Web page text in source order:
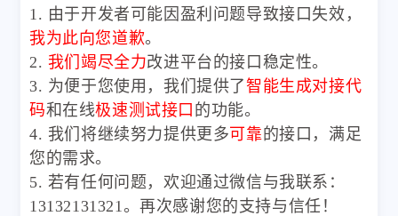
1. 由于开发者可能因盈利问题导致接口失效，
我为此向您道歉。
2. 我们竭尽全力改进平台的接口稳定性。
3. 为便于您使用，我们提供了智能生成对接代
码和在线极速测试接口 的功能。
4. 我们将继续努力提供更多可靠的接口，满足
您的需求。
5. 若有任何问题，欢迎通过微信与我联系：
13132131321。再次感谢您的支持与信任！